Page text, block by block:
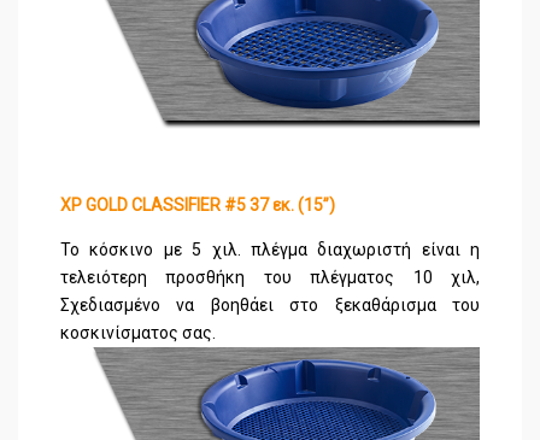
XP GOLD CLASSIFIER #5 37 εκ. (15’’)
Το κόσκινο με 5 χιλ. πλέγμα διαχωριστή είναι η
τελειότερη προσθήκη του πλέγματος 10 χιλ,
Σχεδιασμένο να βοηθάει στο ξεκαθάρισμα του
κοσκινίσματος σας.